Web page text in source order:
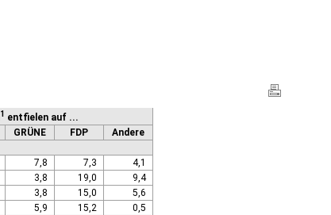
1 entfielen auf ...
GRÜNE FDP
Andere
7,8 7,3
4,1
3,8 19,0
9,4
3,8 15,0
5,6
5,9 15,2
0,5